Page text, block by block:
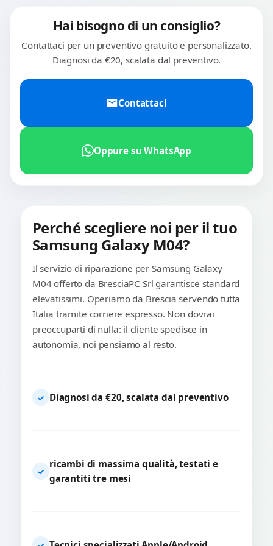
Hai bisogno di un consiglio?
Contattaci per un preventivo gratuito e personalizzato.
Diagnosi da €20, scalata dal preventivo.
Contattaci
Oppure su WhatsApp
Perché scegliere noi per il tuo
Samsung Galaxy M04?
Il servizio di riparazione per Samsung Galaxy
M04 offerto da BresciaPC Srl garantisce standard
elevatissimi. Operiamo da Brescia servendo tutta
Italia tramite corriere espresso. Non dovrai
preoccuparti di nulla: il cliente spedisce in
autonomia, noi pensiamo al resto.
✓ Diagnosi da €20, scalata dal preventivo
✓
ricambi di massima qualità, testati e
garantiti tre mesi